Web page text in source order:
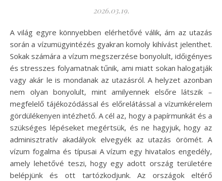
2026.03.19.
A világ egyre könnyebben elérhetővé válik, ám az utazás
során a vízumügyintézés gyakran komoly kihívást jelenthet.
Sokak számára a vízum megszerzése bonyolult, időigényes
és stresszes folyamatnak tűnik, ami miatt sokan halogatják
vagy akár le is mondanak az utazásról. A helyzet azonban
nem olyan bonyolult, mint amilyennek elsőre látszik –
megfelelő tájékozódással és előrelátással a vízumkérelem
gördülékenyen intézhető. A cél az, hogy a papírmunkát és a
szükséges lépéseket megértsük, és ne hagyjuk, hogy az
adminisztratív akadályok elvegyék az utazás örömét. A
vízum fogalma és típusai A vízum egy hivatalos engedély,
amely lehetővé teszi, hogy egy adott ország területére
belépjünk és ott tartózkodjunk. Az országok eltérő